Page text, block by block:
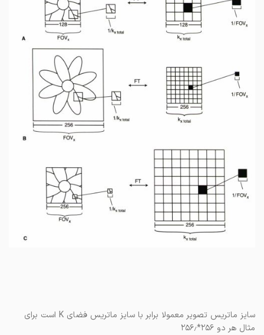
سایز ماتریس تصویر معمولا برابر با سایز ماتریس فضای K است برای
مثال هر دو ۲۵۶*۲۵۶٫